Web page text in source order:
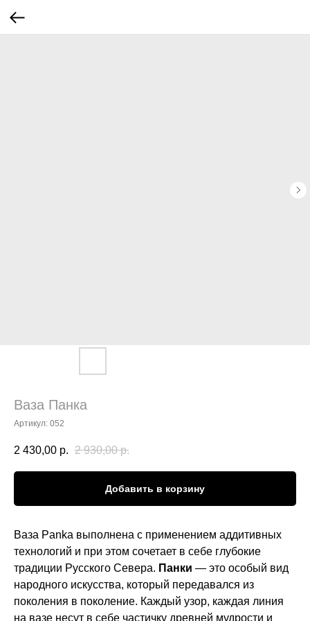
Ваза Панка
Артикул: 052
2 430,00 р. 2 930,00 р.
Добавить в корзину
Ваза Panka выполнена с применением аддитивных
технологий и при этом сочетает в себе глубокие
традиции Русского Севера. Панки — это особый вид
народного искусства, который передавался из
поколения в поколение. Каждый узор, каждая линия
на вазе несут в себе частичку древней мудрости и